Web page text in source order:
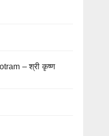
– श्री कृष्ण